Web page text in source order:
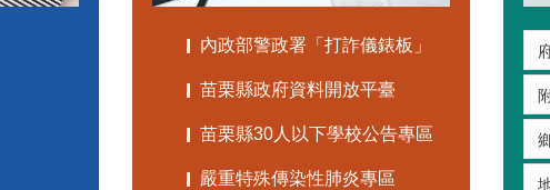
內政部警政署「打詐儀錶板」
苗栗縣政府資料開放平臺
苗栗縣30人以下學校公告專區
嚴重特殊傳染性肺炎專區